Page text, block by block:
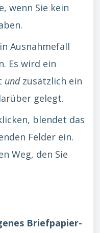
wenn Sie kein
Ausnahmefall
Es wird ein
undzusätzlich ein
gelegt.
blendet das
Felder ein.
Weg, den Sie
Briefpapier-